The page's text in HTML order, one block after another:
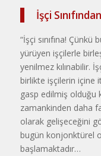
İşçi
“İşçi sınıfına!
yürüyen işçilerle
yenilmez kılınabilir.
birlikte işçilerin içine
gasp edilmiş olduğu
zamankinden daha
olarak gelişeceğini
bugün konjonktürel
başlamaktadır…